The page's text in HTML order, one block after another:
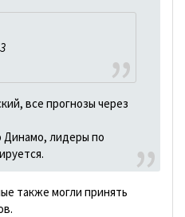
все прогнозы через
Динамо, лидеры по
также могли принять